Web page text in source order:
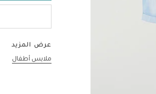
عرض المزيد
ملابس أطفال